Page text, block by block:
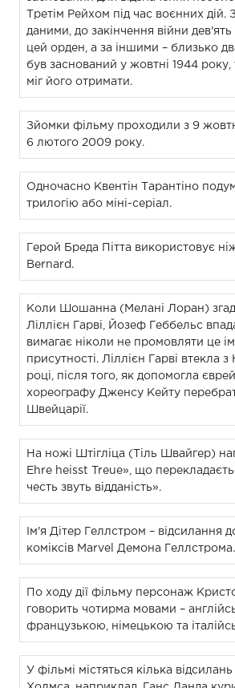
Третім Рейхом під час воєнних дій.
даними, до закінчення війни
цей орден, а за іншими – близько
був заснований у жовтні 1944
міг його отримати.
Зйомки фільму проходили з 9
6 лютого 2009 року.
Одночасно Квентін Тарантіно
трилогію або міні-серіал.
Герой Бреда Пітта використовує
Bernard.
Коли Шошанна (Мелані Лоран)
Ліллієн Гарві, Йозеф Геббельс
вимагає ніколи не промовляти це
присутності. Ліллієн Гарві втекла
році, після того, як допомогла
хореографу Дженсу Кейту
Швейцарії.
На ножі Штігліца (Тіль Швайгер)
Ehre heisst Treue», що
честь звуть відданість».
Ім'я Дітер Геллстром – відсилання
коміксів Marvel Демона Геллстрома.
По ходу дії фільму персонаж
говорить чотирма мовами –
французькою, німецькою та
У фільмі містяться кілька